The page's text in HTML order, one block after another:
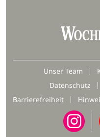
Unser Team
Datenschutz
Barrierefreiheit